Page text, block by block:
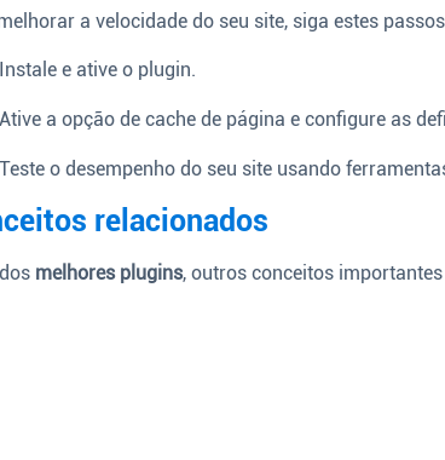
a velocidade do seu site, siga estes
Instale e ative o plugin.
Ative a opção de cache de página e configure as
Teste o desempenho do seu site usando
relacionados
melhores plugins, outros conceitos